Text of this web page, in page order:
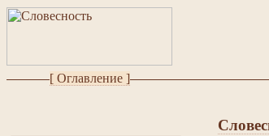
[ Оглавление ]